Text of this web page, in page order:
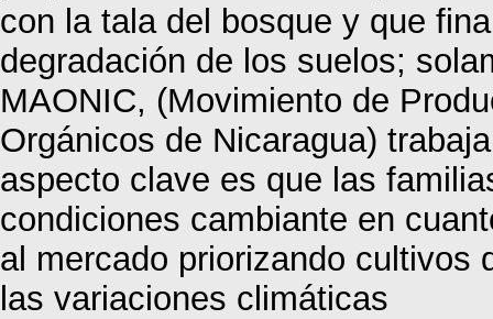
con la tala del bosque y que
degradación de los suelos;
MAONIC, (Movimiento de
Orgánicos de Nicaragua)
aspecto clave es que las
condiciones cambiante en
al mercado priorizando cultivos
las variaciones climáticas